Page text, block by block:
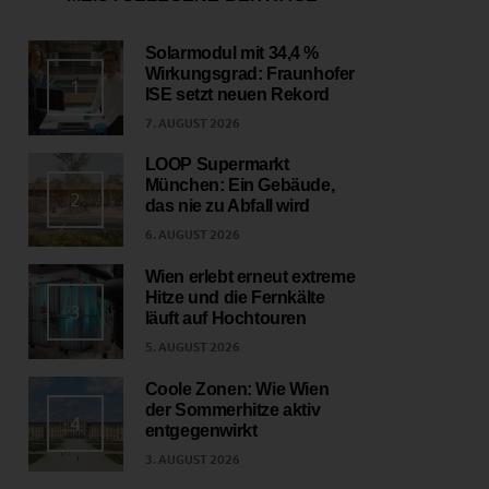
1
Solarmodul mit 34,4 %
Wirkungsgrad: Fraunhofer
ISE setzt neuen Rekord
7. AUGUST 2026
2
LOOP Supermarkt
München: Ein Gebäude,
das nie zu Abfall wird
6. AUGUST 2026
3
Wien erlebt erneut extreme
Hitze und die Fernkälte
läuft auf Hochtouren
5. AUGUST 2026
4
Coole Zonen: Wie Wien
der Sommerhitze aktiv
entgegenwirkt
3. AUGUST 2026